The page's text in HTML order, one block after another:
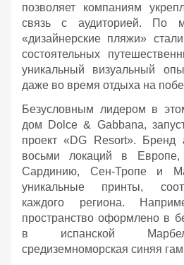
позволяет компаниям
связь с аудиторией. По
«дизайнерские пляжи»
состоятельных
уникальный визуальный
даже во время отдыха на
Безусловным лидером в
дом Dolce & Gabbana,
проект «DG Resort». Бренд
восьми локаций в
Сардинию, Сен-Тропе и
уникальные принты,
каждого региона.
пространство оформлено в
в испанской
средиземноморская синяя